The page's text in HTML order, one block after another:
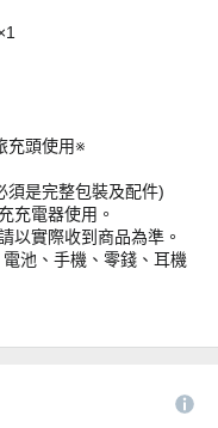
充頭使用※
須是完整包裝及配件)
充電器使用。
以實際收到商品為準。
池、手機、零錢、耳機